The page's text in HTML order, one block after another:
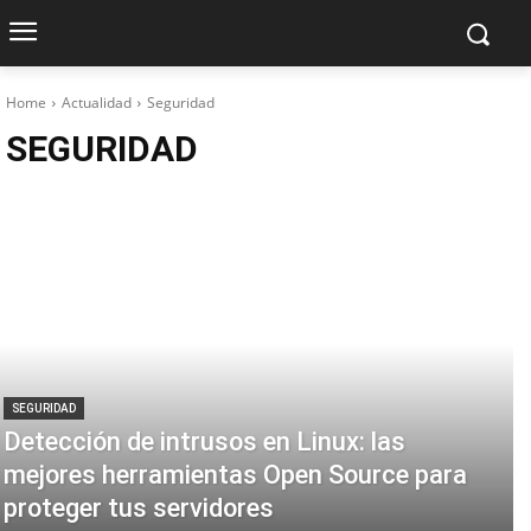
Home Actualidad Seguridad
SEGURIDAD
SEGURIDAD
Detección de intrusos en Linux: las
mejores herramientas Open Source para
proteger tus servidores